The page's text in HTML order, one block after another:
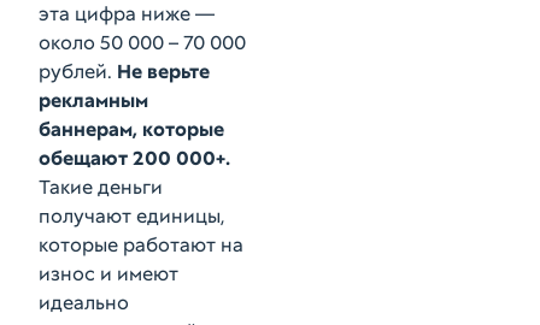
эта цифра ниже —
около 50 000 – 70 000
рублей. Не верьте
рекламным
баннерам, которые
обещают 200 000+.
Такие деньги
получают единицы,
которые работают на
износ и имеют
идеально